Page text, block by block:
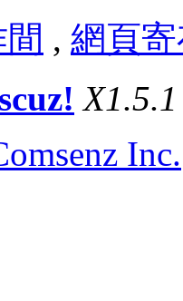
, 網頁
X1.5.1
Inc.